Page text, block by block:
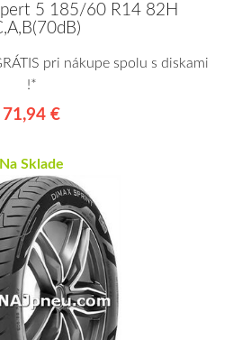
5 185/60 R14 82H
pri nákupe spolu s diskami
!*
71,94 €
Na Sklade